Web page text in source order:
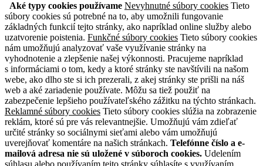
Aké typy cookies používame Nevyhnutné súbory cookies Tieto
súbory cookies sú potrebné na to, aby umožnili fungovanie
základných funkcií tejto stránky, ako napríklad online služby alebo
uzatvorenie poistenia. Funkčné súbory cookies Tieto súbory cookies
nám umožňujú analyzovať vaše využívanie stránky na
vyhodnotenie a zlepšenie našej výkonnosti. Pracujeme napríklad
s informáciami o tom, kedy a ktoré stránky ste navštívili na našom
webe, ako dlho ste si ich prezerali, z akej stránky ste prišli na náš
web a aké zariadenie používate. Môžu sa tiež použiť na
zabezpečenie lepšieho používateľského zážitku na týchto stránkach.
Reklamné súbory cookies Tieto súbory cookies slúžia na zobrazenie
reklám, ktoré sú pre vás relevantnejšie. Umožňujú vám zdieľať
určité stránky so sociálnymi sieťami alebo vám umožňujú
uverejňovať komentáre na našich stránkach. Telefónne číslo a e-
mailová adresa nie sú uložené v súboroch cookies. Udelením